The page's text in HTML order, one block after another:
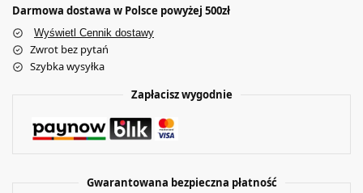
Darmowa dostawa w Polsce powyżej 500zł
Wyświetl Cennik dostawy
Zwrot bez pytań
Szybka wysyłka
Zapłacisz wygodnie
Gwarantowana bezpieczna płatność